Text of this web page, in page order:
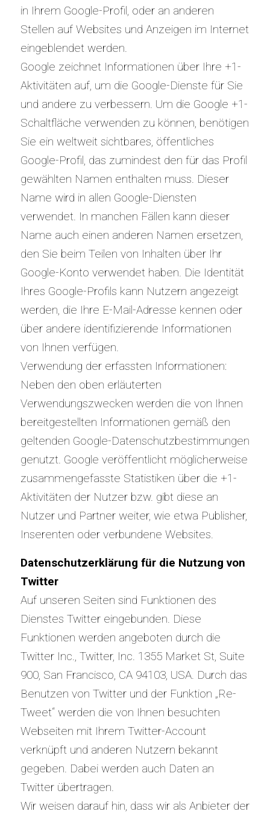
in Ihrem Google-Profil, oder an anderen
Stellen auf Websites und Anzeigen im Internet
eingeblendet werden.
Google zeichnet Informationen über Ihre +1-
Aktivitäten auf, um die Google-Dienste für Sie
und andere zu verbessern. Um die Google +1-
Schaltfläche verwenden zu können, benötigen
Sie ein weltweit sichtbares, öffentliches
Google-Profil, das zumindest den für das Profil
gewählten Namen enthalten muss. Dieser
Name wird in allen Google-Diensten
verwendet. In manchen Fällen kann dieser
Name auch einen anderen Namen ersetzen,
den Sie beim Teilen von Inhalten über Ihr
Google-Konto verwendet haben. Die Identität
Ihres Google-Profils kann Nutzern angezeigt
werden, die Ihre E-Mail-Adresse kennen oder
über andere identifizierende Informationen
von Ihnen verfügen.
Verwendung der erfassten Informationen:
Neben den oben erläuterten
Verwendungszwecken werden die von Ihnen
bereitgestellten Informationen gemäß den
geltenden Google-Datenschutzbestimmungen
genutzt. Google veröffentlicht möglicherweise
zusammengefasste Statistiken über die +1-
Aktivitäten der Nutzer bzw. gibt diese an
Nutzer und Partner weiter, wie etwa Publisher,
Inserenten oder verbundene Websites.
Datenschutzerklärung für die Nutzung von
Twitter
Auf unseren Seiten sind Funktionen des
Dienstes Twitter eingebunden. Diese
Funktionen werden angeboten durch die
Twitter Inc., Twitter, Inc. 1355 Market St, Suite
900, San Francisco, CA 94103, USA. Durch das
Benutzen von Twitter und der Funktion „Re-
Tweet“ werden die von Ihnen besuchten
Webseiten mit Ihrem Twitter-Account
verknüpft und anderen Nutzern bekannt
gegeben. Dabei werden auch Daten an
Twitter übertragen.
Wir weisen darauf hin, dass wir als Anbieter der